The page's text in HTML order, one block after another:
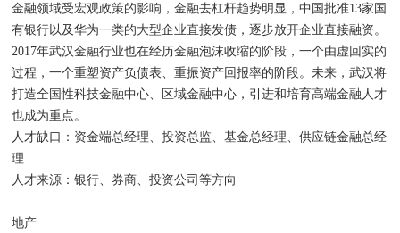
金融领域受宏观政策的影响，金融去杠杆趋势明显，中国批准13家国
有银行以及华为一类的大型企业直接发债，逐步放开企业直接融资。
2017年武汉金融行业也在经历金融泡沫收缩的阶段，一个由虚回实的
过程，一个重塑资产负债表、重振资产回报率的阶段。未来，武汉将
打造全国性科技金融中心、区域金融中心，引进和培育高端金融人才
也成为重点。
人才缺口：资金端总经理、投资总监、基金总经理、供应链金融总经
理
人才来源：银行、券商、投资公司等方向
地产